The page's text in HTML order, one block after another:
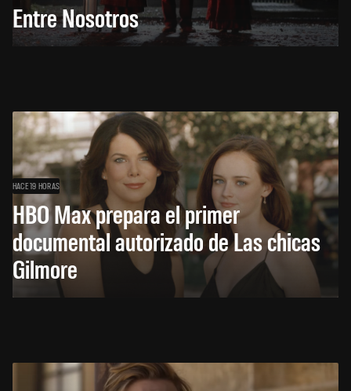
Entre Nosotros
HACE 19 HORAS
HBO Max prepara el primer
documental autorizado de Las chicas
Gilmore